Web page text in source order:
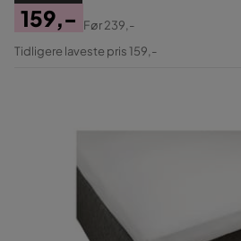
Pris
159,-
Original
Før239,-
Tidligere laveste pris 159,-